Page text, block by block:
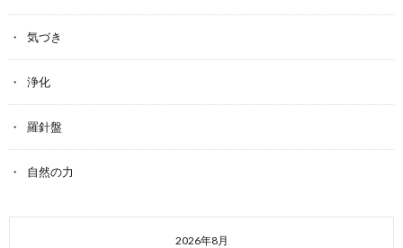
気づき
浄化
羅針盤
自然の力
2026年8月